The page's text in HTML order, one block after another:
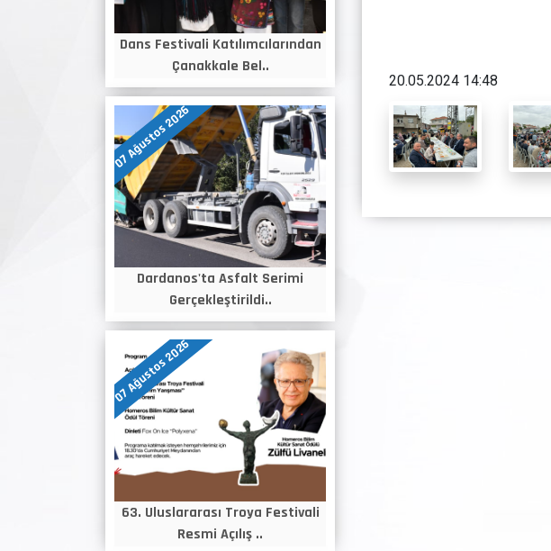
Dans Festivali Katılımcılarından
Çanakkale Bel..
07 Ağustos 2026
Dardanos'ta Asfalt Serimi
Gerçekleştirildi..
07 Ağustos 2026
63. Uluslararası Troya Festivali
Resmi Açılış ..
20.05.2024 14:48